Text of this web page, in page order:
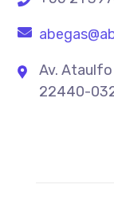
Av. Ataulfo
22440-